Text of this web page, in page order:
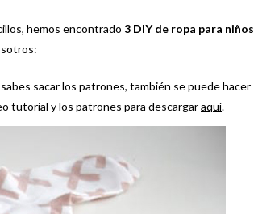
hemos encontrado 3 DIY de ropa para niños
sacar los patrones, también se puede hacer
tutorial y los patrones para descargaraquí.